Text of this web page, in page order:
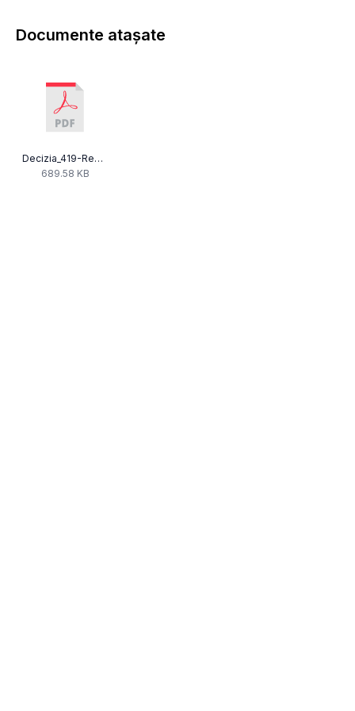
Documente atașate
Decizia_419-Real_Plus_som_art_65CA.pdf
689.58 KB